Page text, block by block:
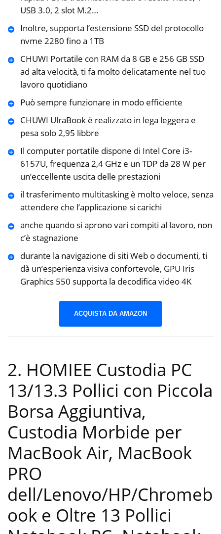
USB 3.0, 2 slot M.2…
Inoltre, supporta l’estensione SSD del protocollo
nvme 2280 fino a 1TB
CHUWI Portatile con RAM da 8 GB e 256 GB SSD
ad alta velocità, ti fa molto delicatamente nel tuo
lavoro quotidiano
Può sempre funzionare in modo efficiente
CHUWI UlraBook è realizzato in lega leggera e
pesa solo 2,95 libbre
Il computer portatile dispone di Intel Core i3-
6157U, frequenza 2,4 GHz e un TDP da 28 W per
un’eccellente uscita delle prestazioni
il trasferimento multitasking è molto veloce, senza
attendere che l’applicazione si carichi
anche quando si aprono vari compiti al lavoro, non
c’è stagnazione
durante la navigazione di siti Web o documenti, ti
dà un’esperienza visiva confortevole, GPU Iris
Graphics 550 supporta la decodifica video 4K
ACQUISTA DA AMAZON
2. HOMIEE Custodia PC
13/13.3 Pollici con Piccola
Borsa Aggiuntiva,
Custodia Morbide per
MacBook Air, MacBook
PRO
dell/Lenovo/HP/Chromeb
ook e Oltre 13 Pollici